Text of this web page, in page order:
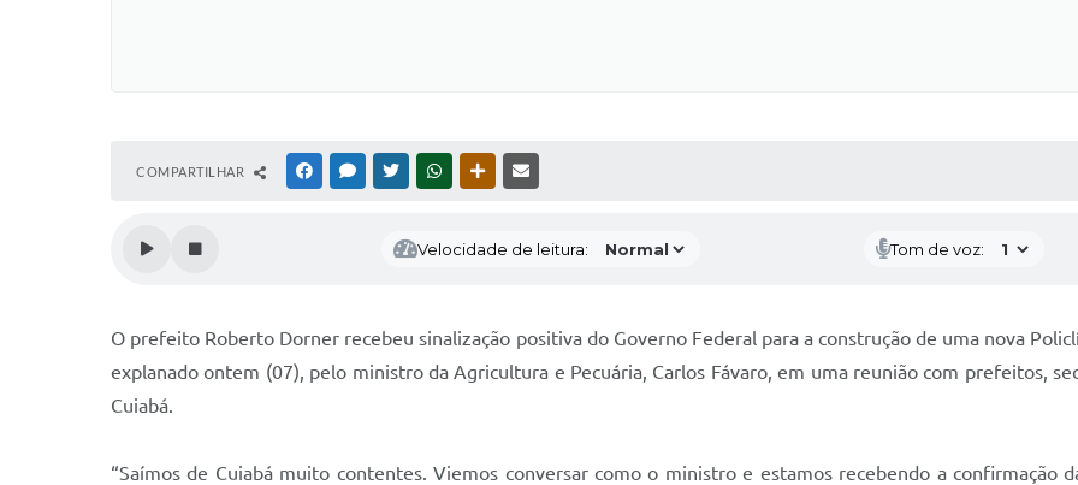
COMPARTILHAR FACEBOOKMESSENGER
TWITTERWHATSAPPOUTRAS MÍDIAS
Velocidade de leitura: Tom de voz:
O prefeito Roberto Dorner recebeu sinalização positiva do Governo Federal para a construção de uma nova
explanado ontem (07), pelo ministro da Agricultura e Pecuária, Carlos Fávaro, em uma reunião com prefeitos,
Cuiabá.
“Saímos de Cuiabá muito contentes. Viemos conversar como o ministro e estamos recebendo a confirmação